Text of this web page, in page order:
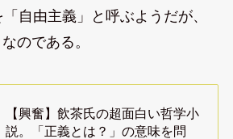
自由主義」と呼ぶようだが、
のである。
【興奮】飲茶氏の超面白い哲学小
説。「正義とは？」の意味を問